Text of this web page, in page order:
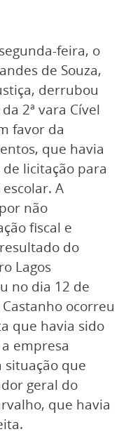
feira, o
de Souza,
derrubou
2ª vara Cível
favor da
que havia
licitação para
A
não
fiscal e
do
Lagos
no dia 12 de
ocorreu
que havia sido
empresa
que
geral do
que havia